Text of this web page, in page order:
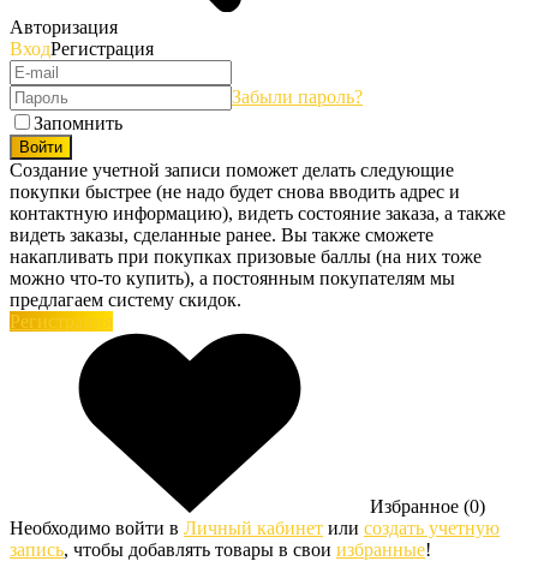
Авторизация
ВходРегистрация
Забыли пароль?
Запомнить
Войти
Создание учетной записи поможет делать следующие
покупки быстрее (не надо будет снова вводить адрес и
контактную информацию), видеть состояние заказа, а также
видеть заказы, сделанные ранее. Вы также сможете
накапливать при покупках призовые баллы (на них тоже
можно что-то купить), а постоянным покупателям мы
предлагаем систему скидок.
Регистрация
Избранное (0)
Необходимо войти в Личный кабинет или создать учетную
запись, чтобы добавлять товары в свои избранные!